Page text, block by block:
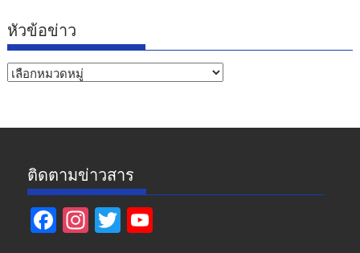
หัวข้อข่าว
หัวข้อ
ติดตามข่าวสาร
F In T